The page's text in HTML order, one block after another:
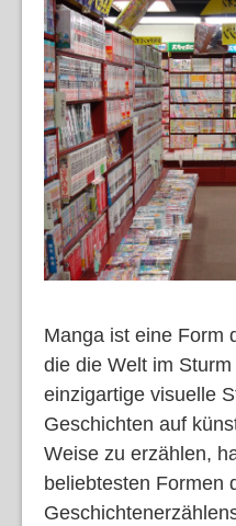
Manga ist eine Form
die die Welt im
einzigartige visuelle
Geschichten auf
Weise zu erzählen,
beliebtesten Formen